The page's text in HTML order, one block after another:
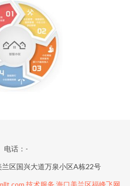
电话：-
区国兴大道万泉小区A栋22号
技术服务 海口美兰区福峰飞网